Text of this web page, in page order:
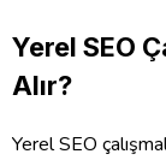
Yerel SEO
Alır?
Yerel SEO